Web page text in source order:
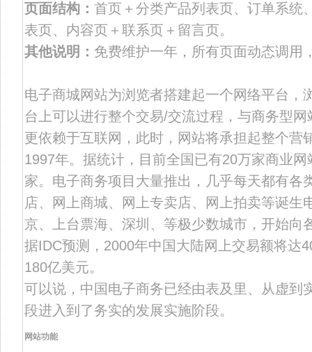
页面结构： 首页＋分类产品列表页、订单系统
表页、内容页＋联系页＋留言页。
其他说明： 免费维护一年，所有页面动态调用
电子商城网站为浏览者搭建起一个网络平台，
台上可以进行整个交易/交流过程，与商务型
更依赖于互联网，此时，网站将承担起整个营
1997年。据统计，目前全国已有20万家商业
家。电子商务项目大量推出，几乎每天都有各
店、网上商城、网上专卖店、网上拍卖等诞生
京、上台票海、深圳、等极少数城市，开始向
据IDC预测，2000年中国大陆网上交易额将达
180亿美元。
可以说，中国电子商务已经由表及里、从虚到
段进入到了务实的发展实施阶段。
网站功能